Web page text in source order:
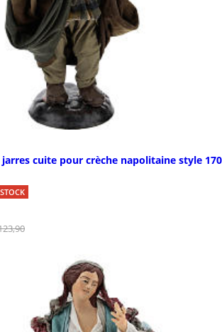
cuite pour crèche napolitaine style